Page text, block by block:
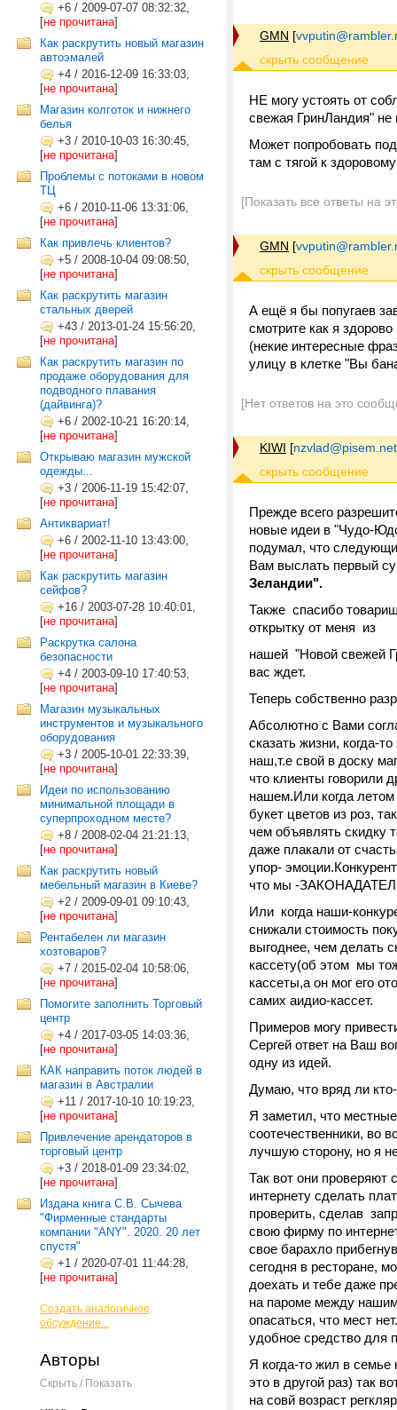
+6 / 2009-07-07 08:32:32,
[не прочитана]
Как раскрутить новый магазин
автоэмалей
+4 / 2016-12-09 16:33:03,
[не прочитана]
Магазин колготок и нижнего
белья
+3 / 2010-10-03 16:30:45,
[не прочитана]
Проблемы с потоками в новом
ТЦ
+6 / 2010-11-06 13:31:06,
[не прочитана]
Как привлечь клиентов?
+5 / 2008-10-04 09:08:50,
[не прочитана]
Как раскрутить магазин
стальных дверей
+43 / 2013-01-24 15:56:20,
[не прочитана]
Как раскрутить магазин по
продаже оборудования для
подводного плавания
(дайвинга)?
+6 / 2002-10-21 16:20:14,
[не прочитана]
Открываю магазин мужской
одежды...
+3 / 2006-11-19 15:42:07,
[не прочитана]
Антиквариат!
+6 / 2002-11-10 13:43:00,
[не прочитана]
Как раскрутить магазин
сейфов?
+16 / 2003-07-28 10:40:01,
[не прочитана]
Раскрутка салона
безопасности
+4 / 2003-09-10 17:40:53,
[не прочитана]
Магазин музыкальных
инструментов и музыкального
оборудования
+3 / 2005-10-01 22:33:39,
[не прочитана]
Идеи по использованию
минимальной площади в
суперпроходном месте?
+8 / 2008-02-04 21:21:13,
[не прочитана]
Как раскрутить новый
мебельный магазин в Киеве?
+2 / 2009-09-01 09:10:43,
[не прочитана]
Рентабелен ли магазин
хозтоваров?
+7 / 2015-02-04 10:58:06,
[не прочитана]
Помогите заполнить Торговый
центр
+4 / 2017-03-05 14:03:36,
[не прочитана]
КАК направить поток людей в
магазин в Австралии
+11 / 2017-10-10 10:19:23,
[не прочитана]
Привлечение арендаторов в
торговый центр
+3 / 2018-01-09 23:34:02,
[не прочитана]
Издана книга С.В. Сычева
"Фирменные стандарты
компании "ANY". 2020. 20 лет
спустя"
+1 / 2020-07-01 11:44:28,
[не прочитана]
Создать аналогичное
обсуждение...
Авторы
Скрыть / Показать
GMN [
НЕ могу устоять от
свежая ГринЛандия"
Может попробовать
там с тягой к
[Показать все ответы на
GMN [
А ещё я бы попугаев
смотрите как я
(некие интересные
улицу в клетке "Вы
[Нет ответов на это
KIWI [nzvlad@pisem.net
Прежде всего
новые идеи в "Чудо-
подумал, что
Вам выслать первый
Зеландии".
Также спасибо
открытку от меня из
нашей "Новой свежей
вас ждет.
Теперь собственно
Абсолютно с Вами
сказать жизни, когда-
наш,т.е свой в доску
что клиенты говорили
нашем.Или когда
букет цветов из роз,
чем объявлять скидку
даже плакали от
упор-
что мы -
Или когда наши-
снижали стоимость
выгоднее, чем делать
кассету(об этом мы
кассеты,а он мог его
самих аидио-кассет.
Примеров могу
Сергей ответ на Ваш
одну из идей.
Думаю, что вряд ли
Я заметил, что
соотечественники, во
лучшую сторону, но я
Так вот они проверяют
интернету сделать
проверить, сделав
свою фирму по
свое барахло
сегодня в ресторане,
доехать и тебе даже
на пароме между
опасаться, что мест
удобное средство для
Я когда-то жил в семье
это в другой раз) так
на совй возраст